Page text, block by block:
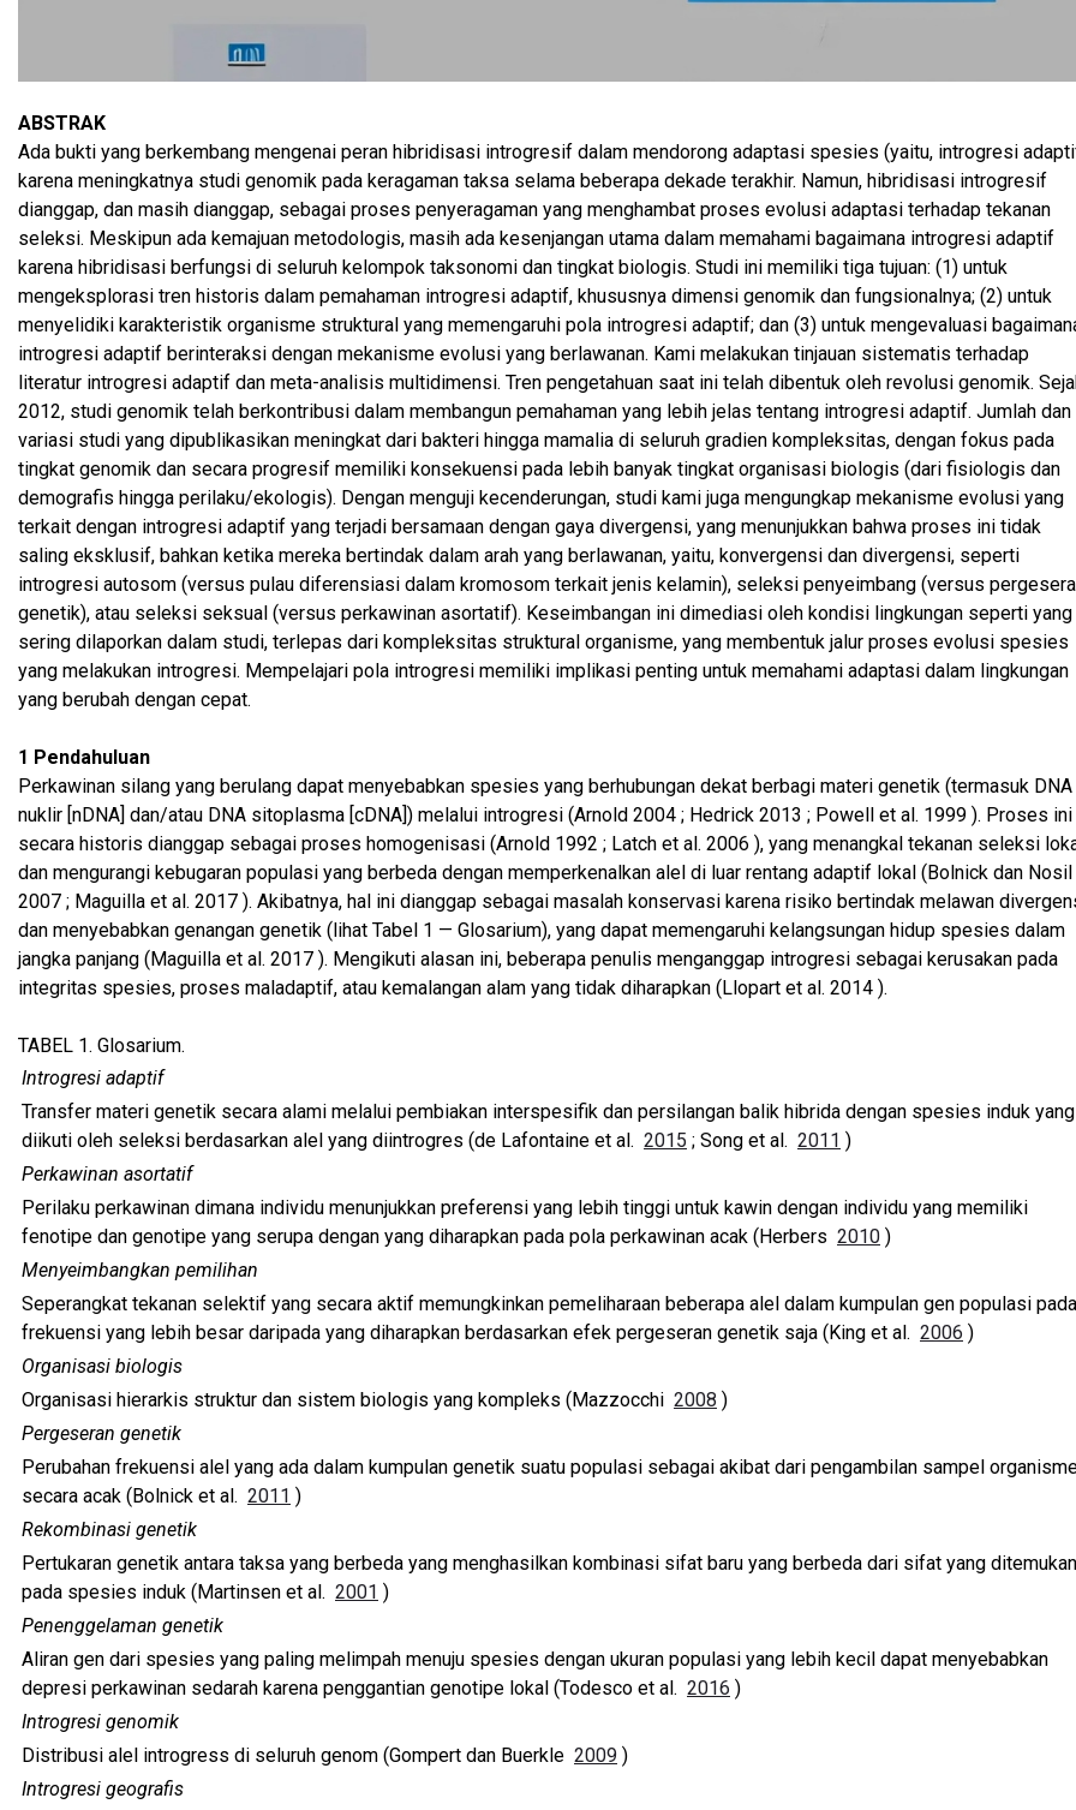
ABSTRAK
Ada bukti yang berkembang mengenai peran hibridisasi introgresif dalam mendorong adaptasi spesies (yaitu, introgresi
karena meningkatnya studi genomik pada keragaman taksa selama beberapa dekade terakhir. Namun, hibridisasi introgresif
dianggap, dan masih dianggap, sebagai proses penyeragaman yang menghambat proses evolusi adaptasi terhadap tekanan
seleksi. Meskipun ada kemajuan metodologis, masih ada kesenjangan utama dalam memahami bagaimana introgresi adaptif
karena hibridisasi berfungsi di seluruh kelompok taksonomi dan tingkat biologis. Studi ini memiliki tiga tujuan: (1) untuk
mengeksplorasi tren historis dalam pemahaman introgresi adaptif, khususnya dimensi genomik dan fungsionalnya; (2) untuk
menyelidiki karakteristik organisme struktural yang memengaruhi pola introgresi adaptif; dan (3) untuk mengevaluasi
introgresi adaptif berinteraksi dengan mekanisme evolusi yang berlawanan. Kami melakukan tinjauan sistematis terhadap
literatur introgresi adaptif dan meta-analisis multidimensi. Tren pengetahuan saat ini telah dibentuk oleh revolusi genomik.
2012, studi genomik telah berkontribusi dalam membangun pemahaman yang lebih jelas tentang introgresi adaptif. Jumlah dan
variasi studi yang dipublikasikan meningkat dari bakteri hingga mamalia di seluruh gradien kompleksitas, dengan fokus pada
tingkat genomik dan secara progresif memiliki konsekuensi pada lebih banyak tingkat organisasi biologis (dari fisiologis dan
demografis hingga perilaku/ekologis). Dengan menguji kecenderungan, studi kami juga mengungkap mekanisme evolusi yang
terkait dengan introgresi adaptif yang terjadi bersamaan dengan gaya divergensi, yang menunjukkan bahwa proses ini tidak
saling eksklusif, bahkan ketika mereka bertindak dalam arah yang berlawanan, yaitu, konvergensi dan divergensi, seperti
introgresi autosom (versus pulau diferensiasi dalam kromosom terkait jenis kelamin), seleksi penyeimbang (versus
genetik), atau seleksi seksual (versus perkawinan asortatif). Keseimbangan ini dimediasi oleh kondisi lingkungan seperti yang
sering dilaporkan dalam studi, terlepas dari kompleksitas struktural organisme, yang membentuk jalur proses evolusi spesies
yang melakukan introgresi. Mempelajari pola introgresi memiliki implikasi penting untuk memahami adaptasi dalam lingkungan
yang berubah dengan cepat.
1 Pendahuluan
Perkawinan silang yang berulang dapat menyebabkan spesies yang berhubungan dekat berbagi materi genetik (termasuk DNA
nuklir [nDNA] dan/atau DNA sitoplasma [cDNA]) melalui introgresi (Arnold 2004 ; Hedrick 2013 ; Powell et al. 1999 ). Proses ini
secara historis dianggap sebagai proses homogenisasi (Arnold 1992 ; Latch et al. 2006 ), yang menangkal tekanan seleksi
dan mengurangi kebugaran populasi yang berbeda dengan memperkenalkan alel di luar rentang adaptif lokal (Bolnick dan Nosil
2007 ; Maguilla et al. 2017 ). Akibatnya, hal ini dianggap sebagai masalah konservasi karena risiko bertindak melawan
dan menyebabkan genangan genetik (lihat Tabel 1 — Glosarium), yang dapat memengaruhi kelangsungan hidup spesies dalam
jangka panjang (Maguilla et al. 2017 ). Mengikuti alasan ini, beberapa penulis menganggap introgresi sebagai kerusakan pada
integritas spesies, proses maladaptif, atau kemalangan alam yang tidak diharapkan (Llopart et al. 2014 ).
TABEL 1. Glosarium.
Introgresi adaptif
Transfer materi genetik secara alami melalui pembiakan interspesifik dan persilangan balik hibrida dengan spesies induk yang
diikuti oleh seleksi berdasarkan alel yang diintrogres (de Lafontaine et al. 2015 ; Song et al. 2011 )
Perkawinan asortatif
Perilaku perkawinan dimana individu menunjukkan preferensi yang lebih tinggi untuk kawin dengan individu yang memiliki
fenotipe dan genotipe yang serupa dengan yang diharapkan pada pola perkawinan acak (Herbers 2010 )
Menyeimbangkan pemilihan
Seperangkat tekanan selektif yang secara aktif memungkinkan pemeliharaan beberapa alel dalam kumpulan gen populasi pada
frekuensi yang lebih besar daripada yang diharapkan berdasarkan efek pergeseran genetik saja (King et al. 2006 )
Organisasi biologis
Organisasi hierarkis struktur dan sistem biologis yang kompleks (Mazzocchi 2008 )
Pergeseran genetik
Perubahan frekuensi alel yang ada dalam kumpulan genetik suatu populasi sebagai akibat dari pengambilan sampel
secara acak (Bolnick et al. 2011 )
Rekombinasi genetik
Pertukaran genetik antara taksa yang berbeda yang menghasilkan kombinasi sifat baru yang berbeda dari sifat yang ditemukan
pada spesies induk (Martinsen et al. 2001 )
Penenggelaman genetik
Aliran gen dari spesies yang paling melimpah menuju spesies dengan ukuran populasi yang lebih kecil dapat menyebabkan
depresi perkawinan sedarah karena penggantian genotipe lokal (Todesco et al. 2016 )
Introgresi genomik
Distribusi alel introgress di seluruh genom (Gompert dan Buerkle 2009 )
Introgresi geografis